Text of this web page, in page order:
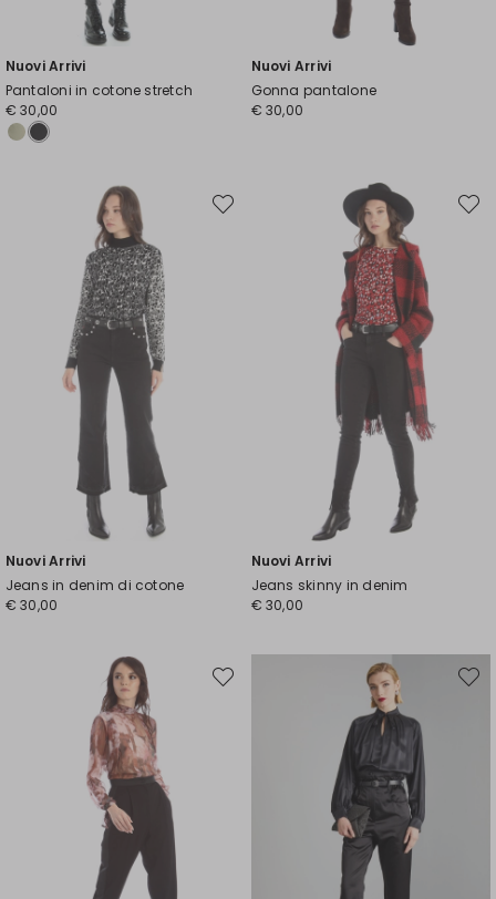
Nuovi Arrivi
Pantaloni in cotone stretch
€ 30,00
Nuovi Arrivi
Gonna pantalone
€ 30,00
Nuovi Arrivi
Jeans in denim di cotone
€ 30,00
Sposta
Nuovi Arrivi
Jeans skinny in denim
€ 30,00
Sposta